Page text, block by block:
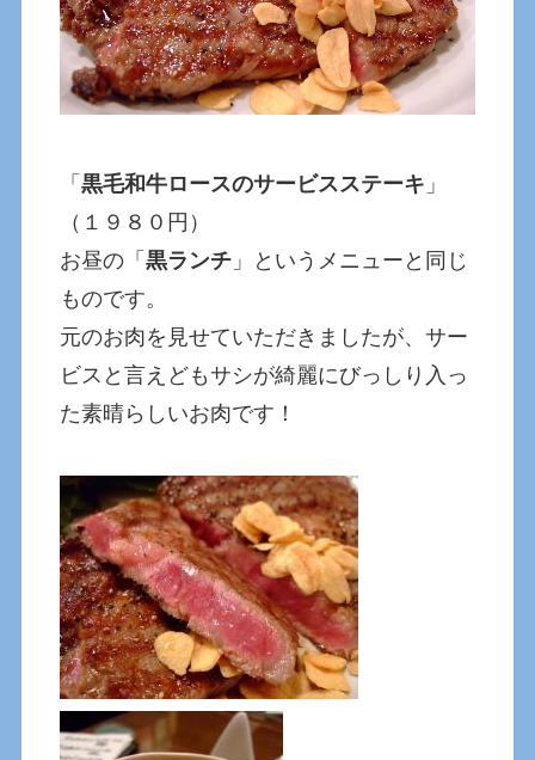
「黒毛和牛ロースのサービスステーキ 」
（１９８０円）
お昼の「黒ランチ 」というメニューと同じ
ものです。
元のお肉を見せていただきましたが、サー
ビスと言えどもサシが綺麗にびっしり入っ
た素晴らしいお肉です！